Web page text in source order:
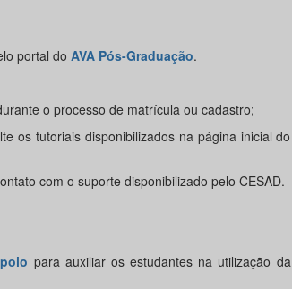
portal do AVA Pós-Graduação.
o processo de matrícula ou cadastro;
os tutoriais disponibilizados na página inicial do
com o suporte disponibilizado pelo CESAD.
para auxiliar os estudantes na utilização da